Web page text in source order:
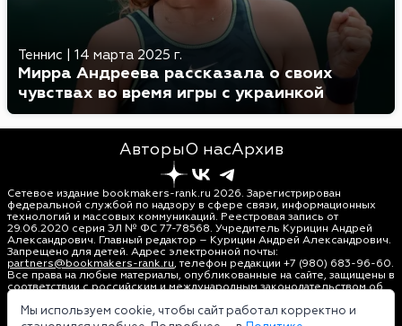
Мы используем cookie, чтобы сайт работал корректно и
Теннис 14 марта 2025 г.
Мирра Андреева рассказала о своих
чувствах во время игры с украинкой
АвторыО насАрхив
Сетевое издание bookmakers-rank.ru 2026. Зарегистрирован
федеральной службой по надзору в сфере связи, информационных
технологий и массовых коммуникаций. Реестровая запись от
29.06.2020 серия ЭЛ № ФС 77-78568. Учредитель Курицин Андрей
Александрович. Главный редактор – Курицин Андрей Александрович.
Запрещено для детей. Адрес электронной почты:
partners@bookmakers-rank.ru, телефон редакции +7 (980) 683-96-60.
Все права на любые материалы, опубликованные на сайте, защищены в
соответствии с российским и международным законодательством об
фото, аудио и видеоматериалов возможно только с согласия
правообладателя (bookmakers-rank.ru). Персональные данные (ФЗ